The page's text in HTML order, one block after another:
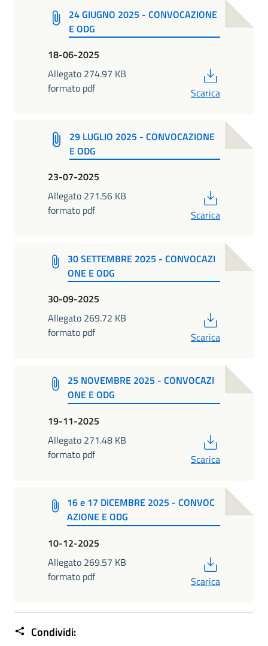
24 GIUGNO 2025 - CONVOCAZIONE
E ODG
18-06-2025
Allegato 274.97 KB
formato pdf
Scarica
29 LUGLIO 2025 - CONVOCAZIONE
E ODG
23-07-2025
Allegato 271.56 KB
formato pdf
Scarica
30 SETTEMBRE 2025 - CONVOCAZI
ONE E ODG
30-09-2025
Allegato 269.72 KB
formato pdf
Scarica
25 NOVEMBRE 2025 - CONVOCAZI
ONE E ODG
19-11-2025
Allegato 271.48 KB
formato pdf
Scarica
16 e 17 DICEMBRE 2025 - CONVOC
AZIONE E ODG
10-12-2025
Allegato 269.57 KB
formato pdf
Scarica
Condividi: